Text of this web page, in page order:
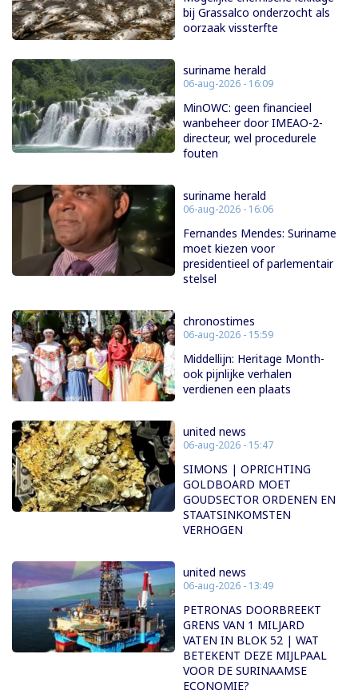
bij Grassalco onderzocht als
oorzaak vissterfte
suriname herald
06-aug-2026 - 16:09
MinOWC: geen financieel
wanbeheer door IMEAO-2-
directeur, wel procedurele
fouten
suriname herald
06-aug-2026 - 16:06
Fernandes Mendes: Suriname
moet kiezen voor
presidentieel of parlementair
stelsel
chronostimes
06-aug-2026 - 15:59
Middellijn: Heritage Month-
ook pijnlijke verhalen
verdienen een plaats
united news
06-aug-2026 - 15:47
SIMONS | OPRICHTING
GOLDBOARD MOET
GOUDSECTOR ORDENEN EN
STAATSINKOMSTEN
VERHOGEN
united news
06-aug-2026 - 13:49
PETRONAS DOORBREEKT
GRENS VAN 1 MILJARD
VATEN IN BLOK 52 | WAT
BETEKENT DEZE MIJLPAAL
VOOR DE SURINAAMSE
ECONOMIE?